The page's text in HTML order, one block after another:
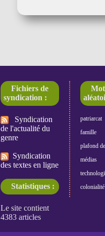
Fichiers de
syndication :
Syndication
de l'actualité du
genre
Syndication
des textes en ligne
Statistiques :
patriarcat
famille
plafond
médias
colonialité